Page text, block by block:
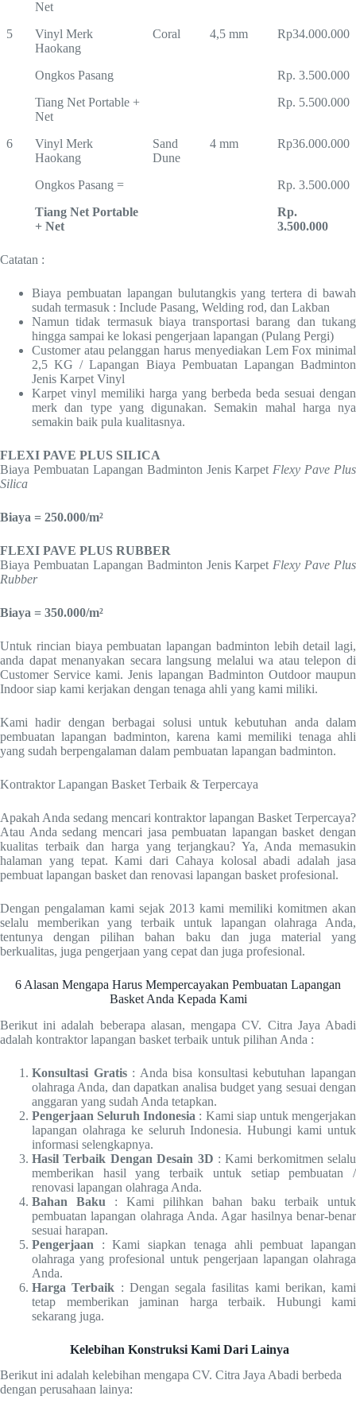
Net
5
Vinyl Merk
Haokang
Coral 4,5 mm Rp34.000.000
Ongkos Pasang
Rp. 3.500.000
Tiang Net Portable +
Net
Rp. 5.500.000
6
Vinyl Merk
Haokang
Sand
Dune
4 mm Rp36.000.000
Ongkos Pasang =
Rp. 3.500.000
Tiang Net Portable
+ Net
Rp.
3.500.000
Catatan :
Biaya pembuatan lapangan bulutangkis yang tertera di bawah
sudah termasuk : Include Pasang, Welding rod, dan Lakban
Namun tidak termasuk biaya transportasi barang dan tukang
hingga sampai ke lokasi pengerjaan lapangan (Pulang Pergi)
Customer atau pelanggan harus menyediakan Lem Fox minimal
2,5 KG / Lapangan Biaya Pembuatan Lapangan Badminton
Jenis Karpet Vinyl
Karpet vinyl memiliki harga yang berbeda beda sesuai dengan
merk dan type yang digunakan. Semakin mahal harga nya
semakin baik pula kualitasnya.
FLEXI PAVE PLUS SILICA
Biaya Pembuatan Lapangan Badminton Jenis Karpet Flexy Pave Plus
Silica
Biaya = 250.000/m²
FLEXI PAVE PLUS RUBBER
Biaya Pembuatan Lapangan Badminton Jenis Karpet Flexy Pave Plus
Rubber
Biaya = 350.000/m²
Untuk rincian biaya pembuatan lapangan badminton lebih detail lagi,
anda dapat menanyakan secara langsung melalui wa atau telepon di
Customer Service kami. Jenis lapangan Badminton Outdoor maupun
Indoor siap kami kerjakan dengan tenaga ahli yang kami miliki.
Kami hadir dengan berbagai solusi untuk kebutuhan anda dalam
pembuatan lapangan badminton, karena kami memiliki tenaga ahli
yang sudah berpengalaman dalam pembuatan lapangan badminton.
Kontraktor Lapangan Basket Terbaik & Terpercaya
Apakah Anda sedang mencari kontraktor lapangan Basket Terpercaya?
Atau Anda sedang mencari jasa pembuatan lapangan basket dengan
kualitas terbaik dan harga yang terjangkau? Ya, Anda memasukin
halaman yang tepat. Kami dari Cahaya kolosal abadi adalah jasa
pembuat lapangan basket dan renovasi lapangan basket profesional.
Dengan pengalaman kami sejak 2013 kami memiliki komitmen akan
selalu memberikan yang terbaik untuk lapangan olahraga Anda,
tentunya dengan pilihan bahan baku dan juga material yang
berkualitas, juga pengerjaan yang cepat dan juga profesional.
6 Alasan Mengapa Harus Mempercayakan Pembuatan Lapangan
Basket Anda Kepada Kami
Berikut ini adalah beberapa alasan, mengapa CV. Citra Jaya Abadi
adalah kontraktor lapangan basket terbaik untuk pilihan Anda :
Konsultasi Gratis: Anda bisa konsultasi kebutuhan lapangan
olahraga Anda, dan dapatkan analisa budget yang sesuai dengan
anggaran yang sudah Anda tetapkan.
Pengerjaan Seluruh Indonesia : Kami siap untuk mengerjakan
lapangan olahraga ke seluruh Indonesia. Hubungi kami untuk
informasi selengkapnya.
Hasil Terbaik Dengan Desain 3D : Kami berkomitmen selalu
memberikan hasil yang terbaik untuk setiap pembuatan /
renovasi lapangan olahraga Anda.
Bahan Baku : Kami pilihkan bahan baku terbaik untuk
pembuatan lapangan olahraga Anda. Agar hasilnya benar-benar
sesuai harapan.
Pengerjaan : Kami siapkan tenaga ahli pembuat lapangan
olahraga yang profesional untuk pengerjaan lapangan olahraga
Anda.
Harga Terbaik : Dengan segala fasilitas kami berikan, kami
tetap memberikan jaminan harga terbaik. Hubungi kami
sekarang juga.
Kelebihan Konstruksi Kami Dari Lainya
Berikut ini adalah kelebihan mengapa CV. Citra Jaya Abadi berbeda
dengan perusahaan lainya: